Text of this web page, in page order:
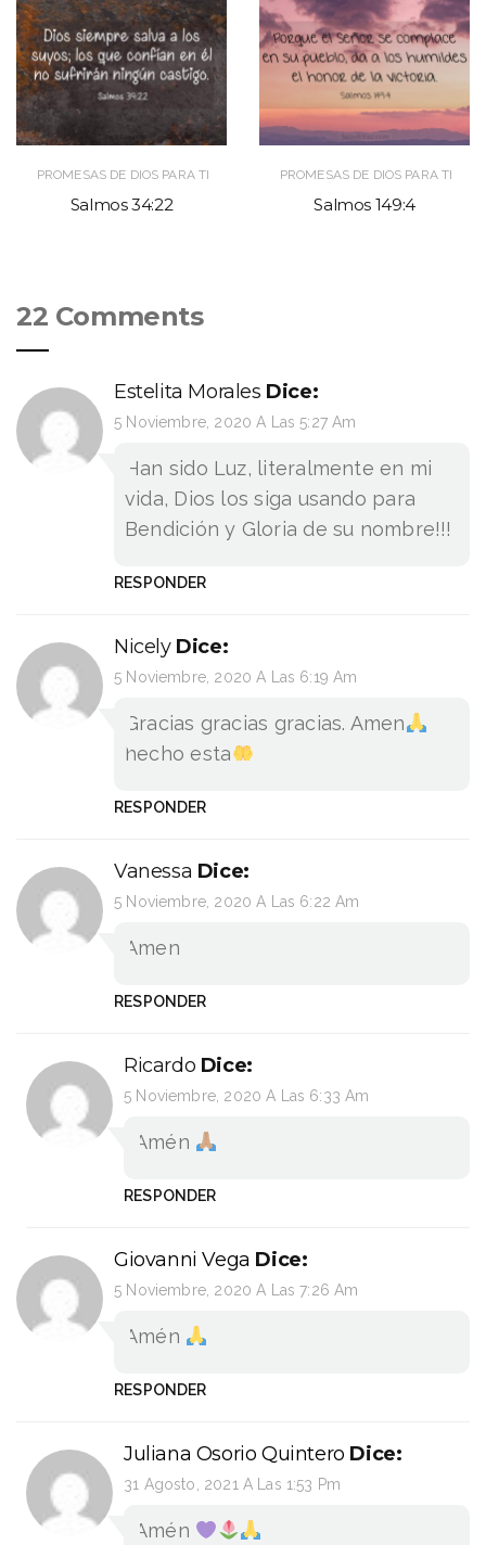
PROMESAS DE DIOS PARA TI
Salmos 34:22
PROMESAS DE DIOS PARA TI
Salmos 149:4
22 Comments
Estelita Morales Dice:
5 Noviembre, 2020 A Las 5:27 Am
Han sido Luz, literalmente en mi
vida, Dios los siga usando para
Bendición y Gloria de su nombre!!!
RESPONDER
Nicely Dice:
5 Noviembre, 2020 A Las 6:19 Am
Gracias gracias gracias. Amen
hecho esta
RESPONDER
Vanessa Dice:
5 Noviembre, 2020 A Las 6:22 Am
Amen
RESPONDER
Ricardo Dice:
5 Noviembre, 2020 A Las 6:33 Am
Amén
RESPONDER
Giovanni Vega Dice:
5 Noviembre, 2020 A Las 7:26 Am
Amén
RESPONDER
Juliana Osorio Quintero Dice:
31 Agosto, 2021 A Las 1:53 Pm
Amén